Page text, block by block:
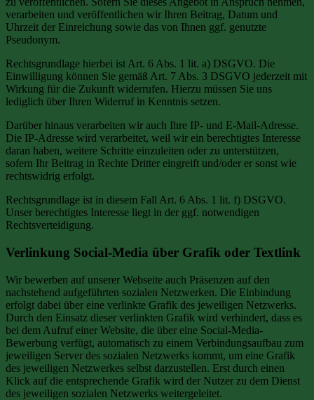
verarbeiten und veröffentlichen wir Ihren Beitrag, Datum und
Uhrzeit der Einreichung sowie das von Ihnen ggf. genutzte
Pseudonym.
Rechtsgrundlage hierbei ist Art. 6 Abs. 1 lit. a) DSGVO. Die
Einwilligung können Sie gemäß Art. 7 Abs. 3 DSGVO jederzeit mit
Wirkung für die Zukunft widerrufen. Hierzu müssen Sie uns
lediglich über Ihren Widerruf in Kenntnis setzen.
Darüber hinaus verarbeiten wir auch Ihre IP- und E-Mail-Adresse.
Die IP-Adresse wird verarbeitet, weil wir ein berechtigtes Interesse
daran haben, weitere Schritte einzuleiten oder zu unterstützen,
sofern Ihr Beitrag in Rechte Dritter eingreift und/oder er sonst wie
rechtswidrig erfolgt.
Rechtsgrundlage ist in diesem Fall Art. 6 Abs. 1 lit. f) DSGVO.
Unser berechtigtes Interesse liegt in der ggf. notwendigen
Rechtsverteidigung.
Verlinkung Social-Media über Grafik oder Textlink
Wir bewerben auf unserer Webseite auch Präsenzen auf den
nachstehend aufgeführten sozialen Netzwerken. Die Einbindung
erfolgt dabei über eine verlinkte Grafik des jeweiligen Netzwerks.
Durch den Einsatz dieser verlinkten Grafik wird verhindert, dass es
bei dem Aufruf einer Website, die über eine Social-Media-
Bewerbung verfügt, automatisch zu einem Verbindungsaufbau zum
jeweiligen Server des sozialen Netzwerks kommt, um eine Grafik
des jeweiligen Netzwerkes selbst darzustellen. Erst durch einen
Klick auf die entsprechende Grafik wird der Nutzer zu dem Dienst
des jeweiligen sozialen Netzwerks weitergeleitet.